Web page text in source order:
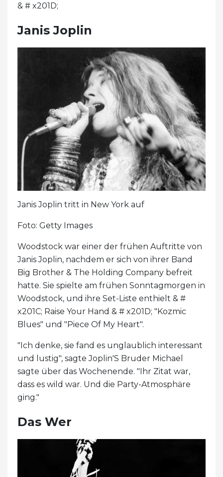
& # x201D;
Janis Joplin
Janis Joplin tritt in New York auf
Foto: Getty Images
Woodstock war einer der frühen Auftritte von
Janis Joplin, nachdem er sich von ihrer Band
Big Brother & The Holding Company befreit
hatte. Sie spielte am frühen Sonntagmorgen in
Woodstock, und ihre Set-Liste enthielt & #
x201C; Raise Your Hand & # x201D; "Kozmic
Blues" und "Piece Of My Heart".
"Ich denke, sie fand es unglaublich interessant
und lustig", sagte Joplin'S Bruder Michael
sagte über das Wochenende. "Ihr Zitat war,
dass es wild war. Und die Party-Atmosphäre
ging."
Das Wer